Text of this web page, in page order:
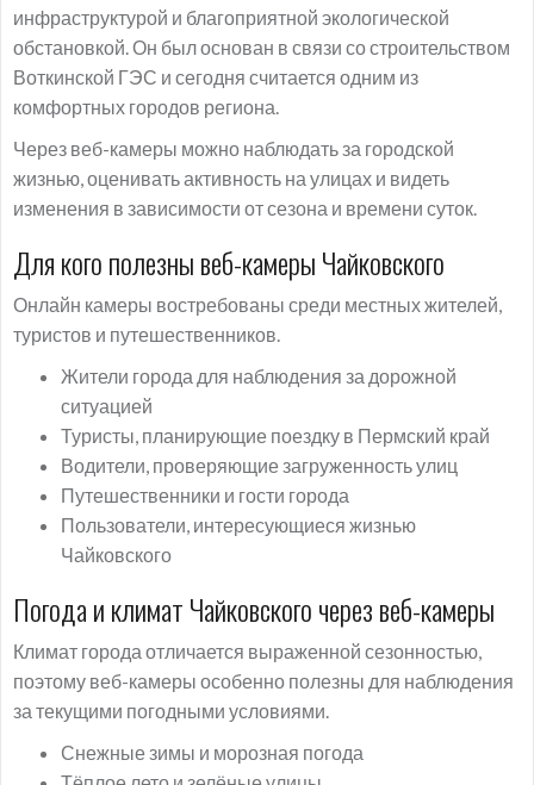
инфраструктурой и благоприятной экологической
обстановкой. Он был основан в связи со строительством
Воткинской ГЭС и сегодня считается одним из
комфортных городов региона.
Через веб-камеры можно наблюдать за городской
жизнью, оценивать активность на улицах и видеть
изменения в зависимости от сезона и времени суток.
Для кого полезны веб-камеры Чайковского
Онлайн камеры востребованы среди местных жителей,
туристов и путешественников.
Жители города для наблюдения за дорожной
ситуацией
Туристы, планирующие поездку в Пермский край
Водители, проверяющие загруженность улиц
Путешественники и гости города
Пользователи, интересующиеся жизнью
Чайковского
Погода и климат Чайковского через веб-камеры
Климат города отличается выраженной сезонностью,
поэтому веб-камеры особенно полезны для наблюдения
за текущими погодными условиями.
Снежные зимы и морозная погода